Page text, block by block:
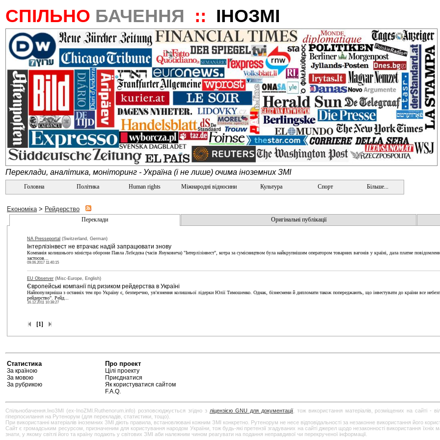
СПІЛЬНО БАЧЕННЯ :: ІНОЗМІ
Переклади, аналітика, моніторинг - Україна (і не лише) очима іноземних ЗМІ
Головна Політика Human rights Міжнародні відносини Культура Спорт Більше...
Економіка> Рейдерство
Переклади Оригінальні публікації
NA Presseportal (Switzerland, German)
Інтерлізінвест не втрачає надій запрацювати знову
Компанія колишнього міністра оборони Павла Лєбєдєва (часів Януковича) "Інтерлізінвест", котра за сумісництвом була найкрупнішим оператором товарних вагонів у країні, дала платне
застосов...
09.06.2017 11:40:15
EU Observer (Misc-Europe, English)
Європейські компанії під ризиком рейдерства в Україні
Найпопулярніша з останніх тем про Україну є, безперечно, ув'язнення колишньої лідерки Юлії Тимошенко. Однак, бізнесмени й дипломати також попереджають, що інвестувати до країни все
рейдерство". Рейд...
16.12.2011 10:38:27
[1]
Статистика
За країною
За мовою
За рубрикою
Про проект
Цілі проекту
Приєднатися
Як користуватися сайтом
F.A.Q.
Спільнобачення.ІноЗМІ (ex-InoZMI.Ruthenorum.info) розповсюджується згідно з ліцензією GNU для документації, тож використання матеріалів, розміщених на сайті -
гіперпосилання на Рутенорум (для перекладів, статистики, тощо).
При використанні матеріалів іноземних ЗМІ діють правила, встановлювані кожним ЗМІ конкретно. Рутенорум не несе відповідальності за незаконне використання його
Сайт є громадським ресурсом, призначеним для користування народом України, тож будь-які претензії згадуваних на сайті джерел щодо незаконності використання їхніх
знати, у якому світлі його та країну подають у світових ЗМІ аби належним чином реагувати на подання неправдивої чи перекрученої інформації.